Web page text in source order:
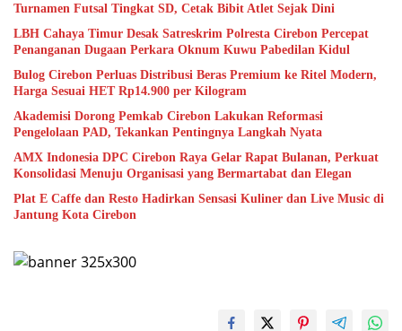
Turnamen Futsal Tingkat SD, Cetak Bibit Atlet Sejak Dini
LBH Cahaya Timur Desak Satreskrim Polresta Cirebon Percepat
Penanganan Dugaan Perkara Oknum Kuwu Pabedilan Kidul
Bulog Cirebon Perluas Distribusi Beras Premium ke Ritel Modern,
Harga Sesuai HET Rp14.900 per Kilogram
Akademisi Dorong Pemkab Cirebon Lakukan Reformasi
Pengelolaan PAD, Tekankan Pentingnya Langkah Nyata
AMX Indonesia DPC Cirebon Raya Gelar Rapat Bulanan, Perkuat
Konsolidasi Menuju Organisasi yang Bermartabat dan Elegan
Plat E Caffe dan Resto Hadirkan Sensasi Kuliner dan Live Music di
Jantung Kota Cirebon